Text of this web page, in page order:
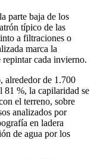
parte baja de los
típico de las
a filtraciones o
marca la
cada invierno.
alrededor de 1.700
81 %, la capilaridad se
el terreno, sobre
analizados por
en ladera
de agua por los